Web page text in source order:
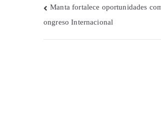
Navegación
de
Manta fortalece oportunidades
ongreso Internacional